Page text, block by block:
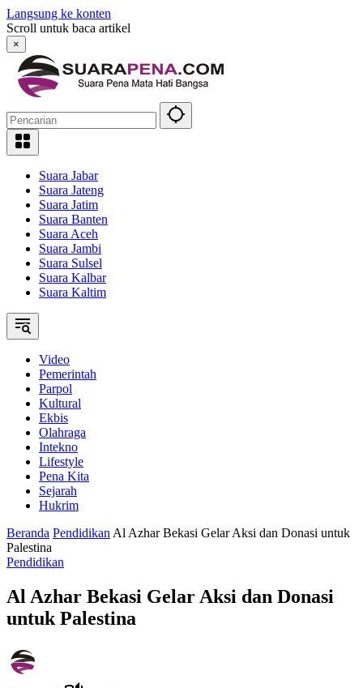
Langsung ke konten
Scroll untuk baca artikel
×
Suara Jabar
Suara Jateng
Suara Jatim
Suara Banten
Suara Aceh
Suara Jambi
Suara Sulsel
Suara Kalbar
Suara Kaltim
Video
Pemerintah
Parpol
Kultural
Ekbis
Olahraga
Intekno
Lifestyle
Pena Kita
Sejarah
Hukrim
Beranda Pendidikan Al Azhar Bekasi Gelar Aksi dan Donasi untuk
Palestina
Pendidikan
Al Azhar Bekasi Gelar Aksi dan Donasi
untuk Palestina